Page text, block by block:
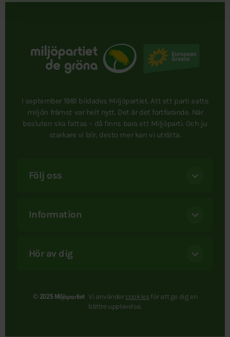
I september 1981 bildades Miljöpartiet. Att ett parti satte
miljön främst var helt nytt. Det är det fortfarande. När
besluten ska fattas – då finns bara ett Miljöparti. Och ju
starkare vi blir, desto mer kan vi uträtta.
Följ oss
Information
Hör av dig
© 2025 Miljöpartiet Vi användercookies för att ge dig en
bättre upplevelse.